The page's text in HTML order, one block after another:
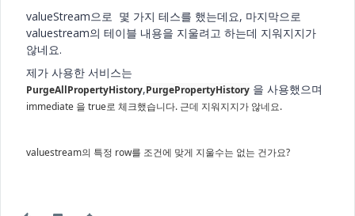
valueStream으로 몇 가지 테스를 했는데요, 마지막으로
valuestream의 테이블 내용을 지울려고 하는데 지워지지가
않네요.
제가 사용한 서비스는
PurgeAllPropertyHistory,PurgePropertyHistory 을 사용했으며
immediate 을 true로 체크했습니다. 근데 지워지지가 않네요.
valuestream의 특정 row를 조건에 맞게 지울수는 없는 건가요?